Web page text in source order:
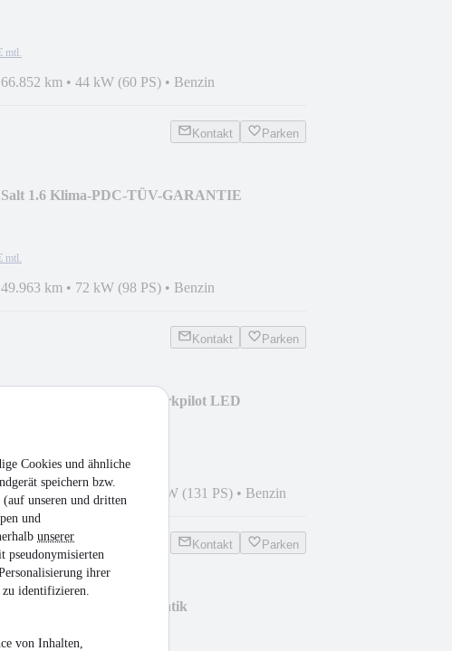
Cookies und ähnliche
speichern bzw.
unseren und dritten
und
unserer
pseudonymisierten
ihrer
identifizieren.
von Inhalten,
mtl.
km • 44 kW (60 PS) • Benzin
Kontakt Parken
1.6 Klima-PDC-TÜV-GARANTIE
mtl.
km • 72 kW (98 PS) • Benzin
Kontakt Parken
1.2 Turbo Navi Parkpilot LED
€ mtl.
08/2021 45.258 km 96 kW (131 PS) • Benzin
Kontakt Parken
Sport Panorama Automatik